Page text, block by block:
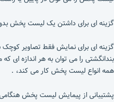
گزینه ای برای داشتن یک لیست پخش
گزینه ای برای نمایش فقط تصاویر
بندانگشتی را می توان به هر اندازه ای
همه انواع لیست پخش کار می کند، .
پشتیبانی از پیمایش لیست پخش